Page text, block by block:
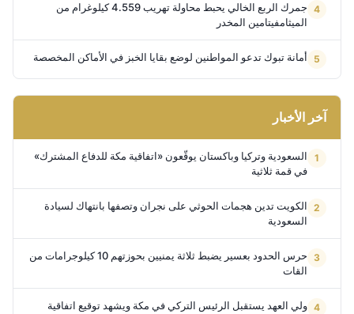
جمرك الربع الخالي يحبط محاولة تهريب 4.559 كيلوغرام من
الميثامفيتامين المخدر
أمانة تبوك تدعو المواطنين لوضع بقايا الخبز في الأماكن المخصصة
آخر الأخبار
السعودية وتركيا وباكستان يوقّعون «اتفاقية مكة للدفاع المشترك»
في قمة ثلاثية
الكويت تدين هجمات الحوثي على نجران وتصفها بانتهاك لسيادة
السعودية
حرس الحدود بعسير يضبط ثلاثة يمنيين بحوزتهم 10 كيلوجرامات من
القات
ولي العهد يستقبل الرئيس التركي في مكة ويشهد توقيع اتفاقية